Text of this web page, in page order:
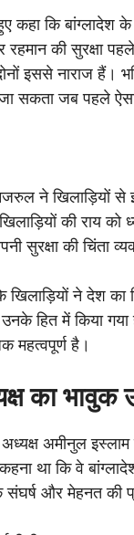
कहा कि बांग्लादेश
की सुरक्षा
इससे नाराज हैं।
सकता जब पहले
ने खिलाड़ियों से
की राय को
सुरक्षा की चिंता
ने देश का
हित में किया गया
महत्वपूर्ण है।
का भावुक
अध्यक्ष अमीनुल
था कि वे
और मेहनत की